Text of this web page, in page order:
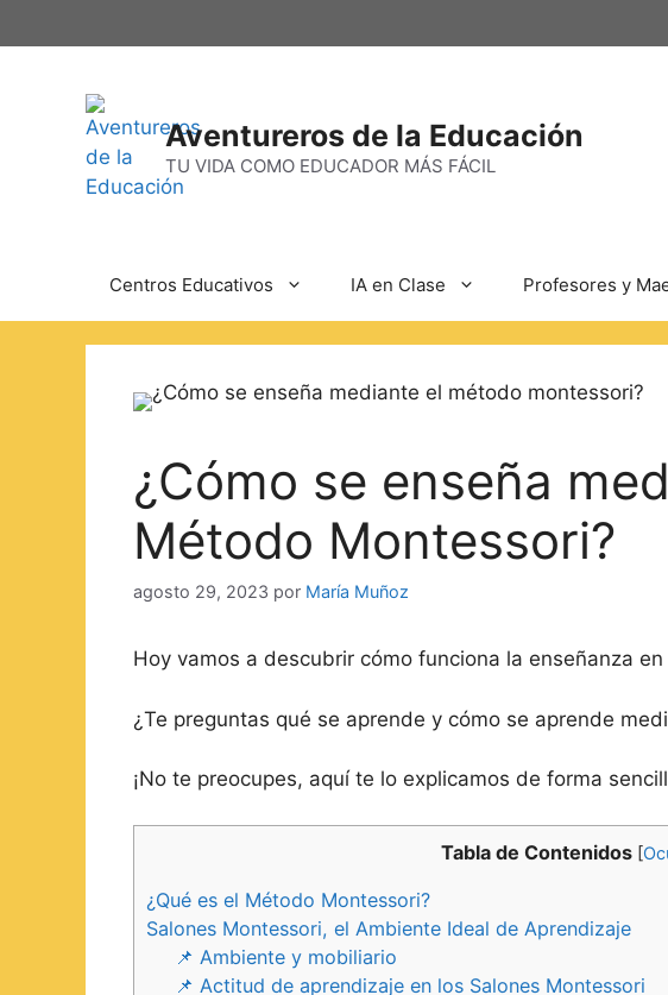
Aventureros de la Educación
TU VIDA COMO EDUCADOR MÁS FÁCIL
Centros Educativos IA en Clase Profesores y
¿Cómo se enseña
Método Montessori?
agosto 29, 2023 por María Muñoz
Hoy vamos a descubrir cómo funciona la enseñanza
¿Te preguntas qué se aprende y cómo se aprende
¡No te preocupes, aquí te lo explicamos de forma
Tabla de Contenidos [
¿Qué es el Método Montessori?
Salones Montessori, el Ambiente Ideal de Aprendizaje
📌 Ambiente y mobiliario
📌 Actitud de aprendizaje en los Salones Montessori